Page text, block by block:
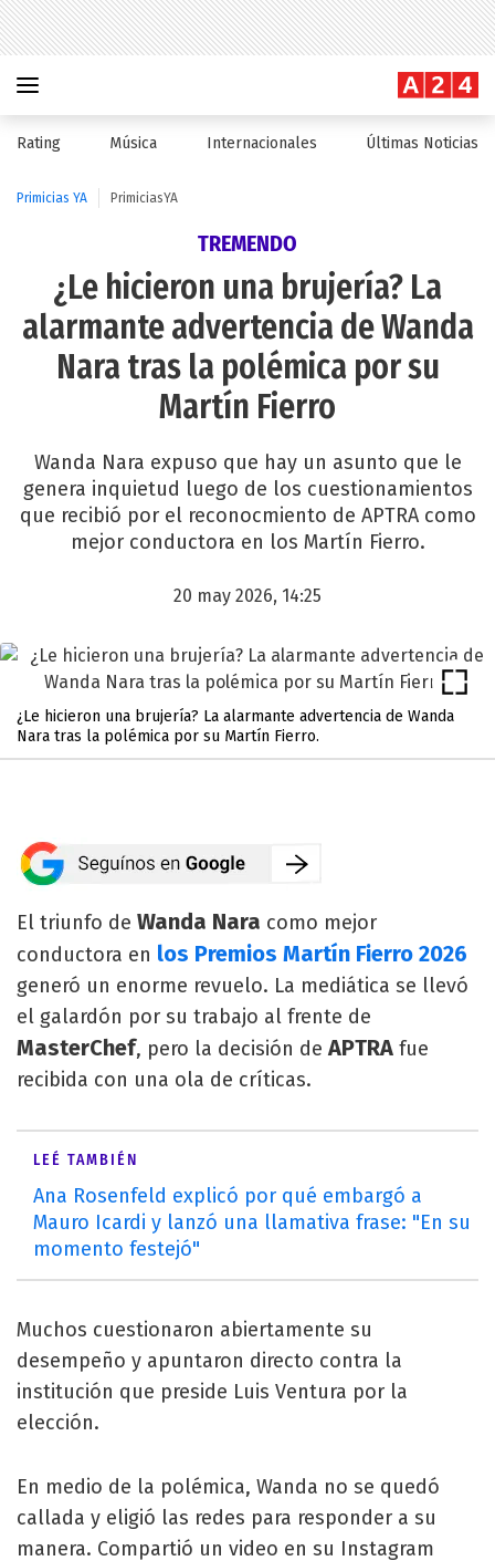
Rating Música Internacionales Últimas Noticias
Primicias YA PrimiciasYA
TREMENDO
¿Le hicieron una brujería? La
alarmante advertencia de Wanda
Nara tras la polémica por su
Martín Fierro
Wanda Nara expuso que hay un asunto que le
genera inquietud luego de los cuestionamientos
que recibió por el reconocmiento de APTRA como
mejor conductora en los Martín Fierro.
20 may 2026, 14:25
¿Le hicieron una brujería? La alarmante advertencia de Wanda
Nara tras la polémica por su Martín Fierro.
El triunfo de Wanda Nara como mejor
conductora en los Premios Martín Fierro 2026
generó un enorme revuelo. La mediática se llevó
el galardón por su trabajo al frente de
MasterChef, pero la decisión deAPTRA fue
recibida con una ola de críticas.
LEÉ TAMBIÉN
Ana Rosenfeld explicó por qué embargó a
Mauro Icardi y lanzó una llamativa frase: "En su
momento festejó"
Muchos cuestionaron abiertamente su
desempeño y apuntaron directo contra la
institución que preside Luis Ventura por la
elección.
En medio de la polémica, Wanda no se quedó
callada y eligió las redes para responder a su
manera. Compartió un video en su Instagram